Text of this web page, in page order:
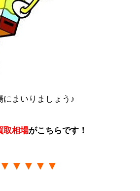
にまいりましょう♪
取相場がこちらです！